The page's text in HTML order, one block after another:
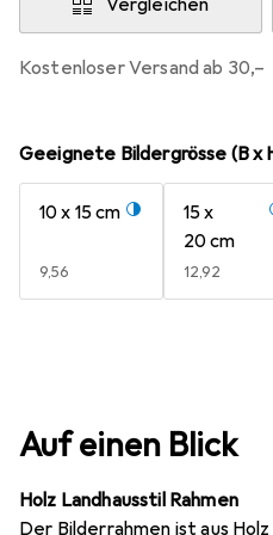
Vergleichen
Kostenloser Versand ab 30,–
Geeignete Bildergrösse (B x
10 x 15 cm
EUR
9,56
15 x
20 cm
EUR
12,92
Auf einen Blick
Holz Landhausstil Rahmen
Der Bilderrahmen ist aus